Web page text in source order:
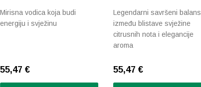
Mirisna vodica koja budi
energiju i svježinu
55,47 €
Legendarni savršeni balans
između blistave svježine
citrusnih nota i elegancije
aroma
55,47€